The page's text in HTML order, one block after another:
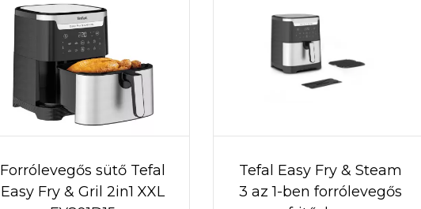
Forrólevegős sütő Tefal
Easy Fry & Gril 2in1 XXL
Tefal Easy Fry & Steam
3 az 1-ben forrólevegős